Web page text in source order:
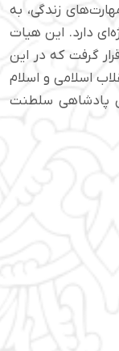
زندگی، به
دارد. این هیات
قرار گرفت که در این
۲۰۰ جانباز به انقلاب اسلامی و اسلام
پادشاهی سلطنت